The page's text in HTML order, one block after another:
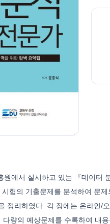
원에서 실시하고 있는 『데이터
험의 기출문제를 분석하여 문
정리하였다. 각 장에는 온라인/
량의 예상문제를 수록하여 내